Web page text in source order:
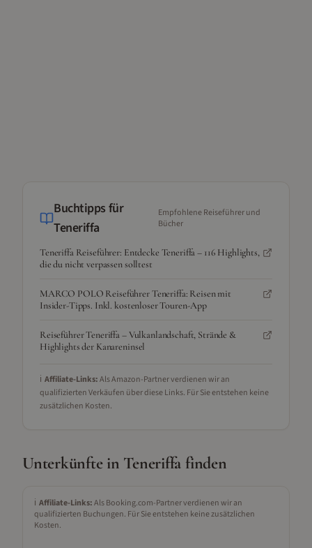
Buchtipps für
Teneriffa
Empfohlene Reiseführer und
Bücher
Teneriffa Reiseführer: Entdecke Teneriffa – 116 Highlights,
die du nicht verpassen solltest
MARCO POLO Reiseführer Teneriffa: Reisen mit
Insider-Tipps. Inkl. kostenloser Touren-App
Reiseführer Teneriffa – Vulkanlandschaft, Strände &
Highlights der Kanareninsel
ℹ️ Affiliate-Links:Als Amazon-Partner verdienen wir an
qualifizierten Verkäufen über diese Links. Für Sie entstehen keine
zusätzlichen Kosten.
Unterkünfte in Teneriffa finden
ℹ️ Affiliate-Links:Als Booking.com-Partner verdienen wir an
qualifizierten Buchungen. Für Sie entstehen keine zusätzlichen
Kosten.